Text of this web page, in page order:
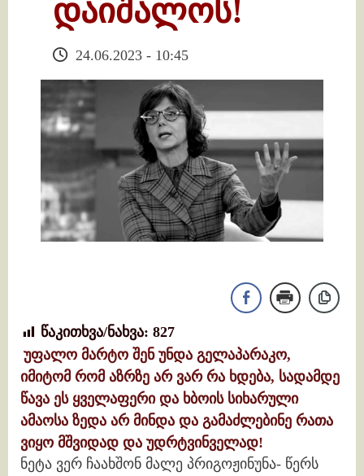
დაიშალოს!
24.06.2023 - 10:45
წაკითხვა/ნახვა: 827
უფალო მარტო შენ უნდა გელაპარაკო,
იმიტომ რომ აზრზე არ ვარ რა ხდება, სადამდე
წავა ეს ყველაფერი და ხბოის სიხარული
ამაოსა ზედა არ მინდა და გამაძლებინე რათა
ვიყო მშვიდად და უდრტვინველად!
ნეტა ვერ ჩაახშონ მალე პრიგოჟინუნა- წერს